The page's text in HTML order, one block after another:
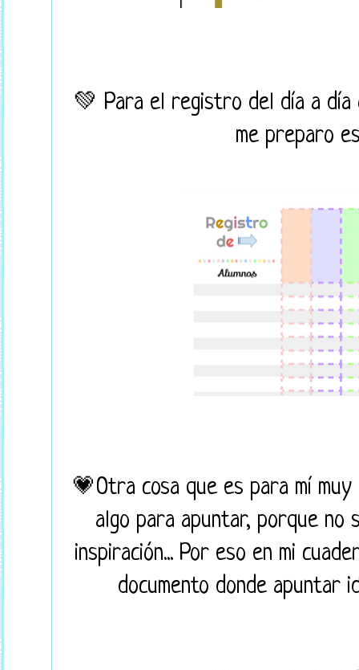
💚 Para el registro del día a día
me preparo
💗Otra cosa que es para mí
algo para apuntar, porque no
inspiración... Por eso en mi
documento donde apuntar